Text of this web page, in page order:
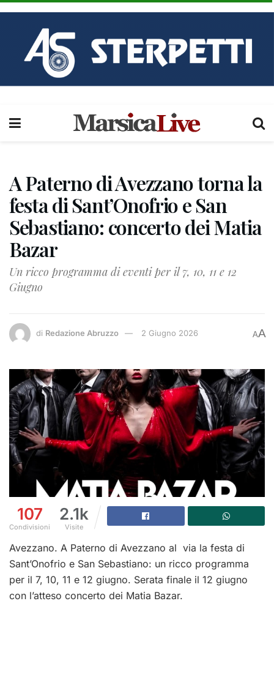
A Paterno di Avezzano torna la
festa di Sant’Onofrio e San
Sebastiano: concerto dei Matia
Bazar
Un ricco programma di eventi per il 7, 10, 11 e 12
Giugno
di Redazione Abruzzo 2 Giugno 2026 AA
107
Condivisioni
2.1k
Visite
Avezzano. A Paterno di Avezzano al via la festa di
Sant’Onofrio e San Sebastiano: un ricco programma
per il 7, 10, 11 e 12 giugno. Serata finale il 12 giugno
con l’atteso concerto dei Matia Bazar.